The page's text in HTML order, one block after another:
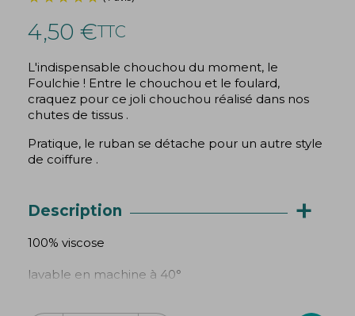
(1 avis)
4,50 €TTC
L'indispensable chouchou du moment, le
Foulchie ! Entre le chouchou et le foulard,
craquez pour ce joli chouchou réalisé dans nos
chutes de tissus .
Pratique, le ruban se détache pour un autre style
de coiffure .
Description +
100% viscose
lavable en machine à 40°